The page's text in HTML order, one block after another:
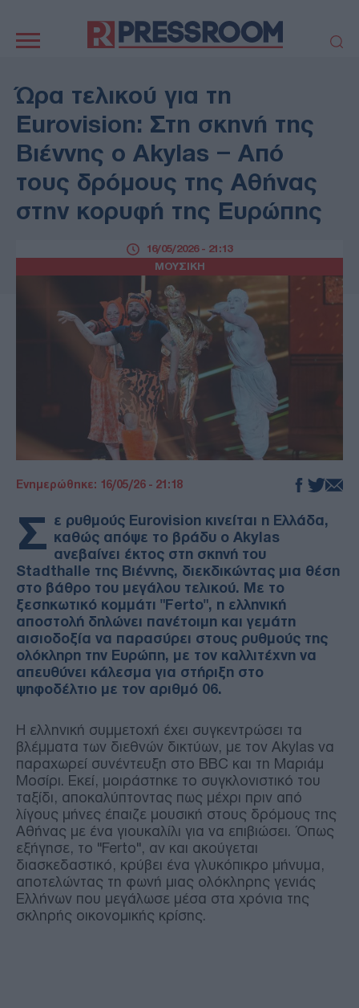
πλοήγηση
ΠΟΛΙΤΙΚΗ
ΟΙΚΟΝΟΜΙΑ
ΕΚΚΛΗΣΙΑ
ΑΜΥΝΑ
ΔΙΕΘΝΗ
ΚΥΠΡΟΣ
MEDIA
LIFESTYLE
SPORTS
ΑΥΤΟΔΙΟΙΚΗΣΗ
ΤΕΧΝΟΛΟΓΙΑ
ΠΑΡΑΞΕΝΑ
ΖΩΔΙΑ
Ώρα τελικού για τη
Eurovision: Στη σκηνή της
Βιέννης ο Akylas – Από
τους δρόμους της Αθήνας
στην κορυφή της Ευρώπης
ΜΟΥΣΙΚΗ
16/05/2026 - 21:13
Ενημερώθηκε: 16/05/26 - 21:18
Σ ε ρυθμούς Eurovision κινείται η Ελλάδα,
καθώς απόψε το βράδυ ο Akylas
ανεβαίνει έκτος στη σκηνή του
Stadthalle της Βιέννης, διεκδικώντας μια θέση
στο βάθρο του μεγάλου τελικού. Με το
ξεσηκωτικό κομμάτι "Ferto", η ελληνική
αποστολή δηλώνει πανέτοιμη και γεμάτη
αισιοδοξία να παρασύρει στους ρυθμούς της
ολόκληρη την Ευρώπη, με τον καλλιτέχνη να
απευθύνει κάλεσμα για στήριξη στο
ψηφοδέλτιο με τον αριθμό 06.
Η ελληνική συμμετοχή έχει συγκεντρώσει τα
βλέμματα των διεθνών δικτύων, με τον Akylas να
παραχωρεί συνέντευξη στο BBC και τη Μαριάμ
Μοσίρι. Εκεί, μοιράστηκε το συγκλονιστικό του
ταξίδι, αποκαλύπτοντας πως μέχρι πριν από
λίγους μήνες έπαιζε μουσική στους δρόμους της
Αθήνας με ένα γιουκαλίλι για να επιβιώσει. Όπως
εξήγησε, το "Ferto", αν και ακούγεται
διασκεδαστικό, κρύβει ένα γλυκόπικρο μήνυμα,
αποτελώντας τη φωνή μιας ολόκληρης γενιάς
Ελλήνων που μεγάλωσε μέσα στα χρόνια της
σκληρής οικονομικής κρίσης.